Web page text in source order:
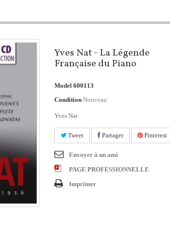
Yves Nat - La Légende
Française du Piano
Model 600113
Condition Nouveau
Yves Nat
Tweet Partager Pinterest
Envoyer à un ami
PAGE PROFESSIONNELLE
Imprimer